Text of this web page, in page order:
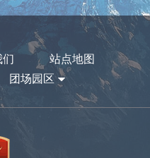
们
站点地图
团场园区